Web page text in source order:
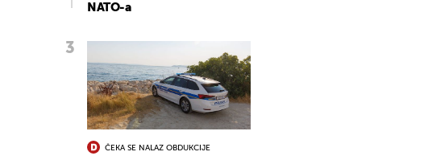
NATO-a
ČEKA SE NALAZ OBDUKCIJE